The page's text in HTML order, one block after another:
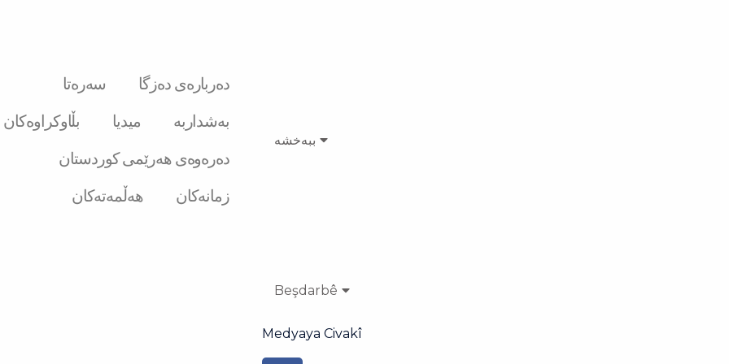
سەرەتا
دەربارەی دەزگا
بڵاوکراوەکان
میدیا
بەشداربە
دەرەوەی هەرێمی کوردستان
هەڵمەتەکان
زمانەکان
ببەخشە
Beşdarbê
Medyaya Civakî